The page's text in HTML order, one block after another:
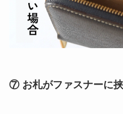
⑦ お札がファスナーに